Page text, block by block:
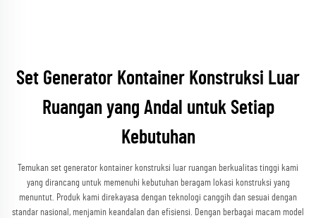
Set Generator Kontainer Konstruksi Luar
Ruangan yang Andal untuk Setiap
Kebutuhan
Temukan set generator kontainer konstruksi luar ruangan berkualitas tinggi kami
yang dirancang untuk memenuhi kebutuhan beragam lokasi konstruksi yang
menuntut. Produk kami direkayasa dengan teknologi canggih dan sesuai dengan
standar nasional, menjamin keandalan dan efisiensi. Dengan berbagai macam model